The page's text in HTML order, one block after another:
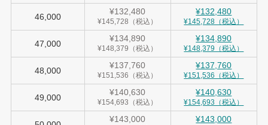
46,000
¥132,480
¥145,728（税込）
¥132,480
¥145,728（税込）
47,000
¥134,890
¥148,379（税込）
¥134,890
¥148,379（税込）
48,000
¥137,760
¥151,536（税込）
¥137,760
¥151,536（税込）
49,000
¥140,630
¥154,693（税込）
¥140,630
¥154,693（税込）
¥143,000 ¥143,000